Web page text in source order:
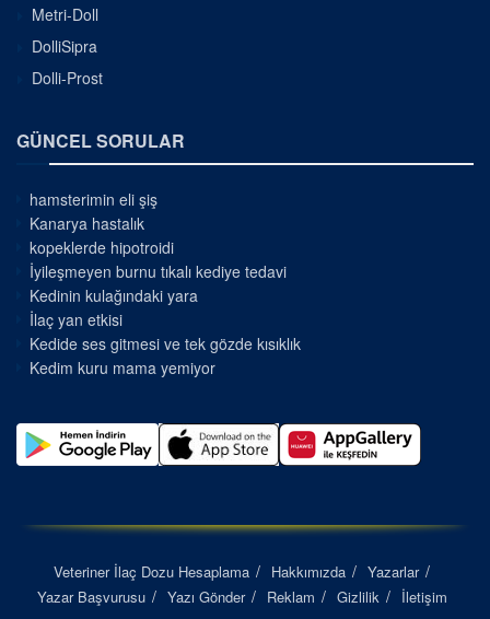
Metri-Doll
DolliSipra
Dolli-Prost
GÜNCEL SORULAR
hamsterimin eli şiş
Kanarya hastalık
kopeklerde hipotroidi
İyileşmeyen burnu tıkalı kediye tedavi
Kedinin kulağındaki yara
İlaç yan etkisi
Kedide ses gitmesi ve tek gözde kısıklık
Kedim kuru mama yemiyor
Veteriner İlaç Dozu Hesaplama Hakkımızda
Yazarlar
Yazar Başvurusu
Yazı Gönder Reklam Gizlilik İletişim